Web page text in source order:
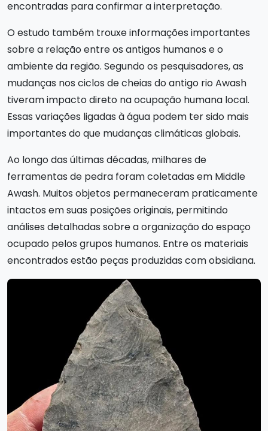
encontradas para confirmar a interpretação.
O estudo também trouxe informações importantes
sobre a relação entre os antigos humanos e o
ambiente da região. Segundo os pesquisadores, as
mudanças nos ciclos de cheias do antigo rio Awash
tiveram impacto direto na ocupação humana local.
Essas variações ligadas à água podem ter sido mais
importantes do que mudanças climáticas globais.
Ao longo das últimas décadas, milhares de
ferramentas de pedra foram coletadas em Middle
Awash. Muitos objetos permaneceram praticamente
intactos em suas posições originais, permitindo
análises detalhadas sobre a organização do espaço
ocupado pelos grupos humanos. Entre os materiais
encontrados estão peças produzidas com obsidiana.